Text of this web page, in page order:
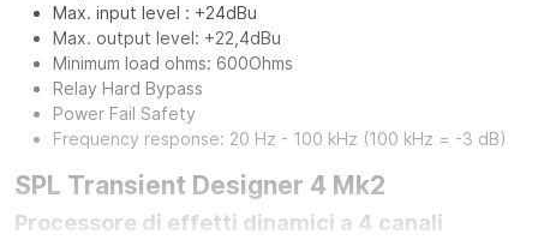
Max. input level : +24dBu
Max. output level: +22,4dBu
Minimum load ohms: 600Ohms
Relay Hard Bypass
Power Fail Safety
Frequency response: 20 Hz - 100 kHz (100 kHz = -3 dB)
SPL Transient Designer 4 Mk2
Processore di effetti dinamici a 4 canali